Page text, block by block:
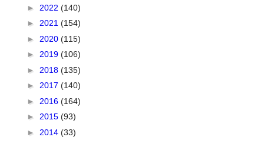
► 2022(140)
► 2021(154)
► 2020(115)
► 2019(106)
► 2018(135)
► 2017(140)
► 2016(164)
► 2015(93)
► 2014(33)